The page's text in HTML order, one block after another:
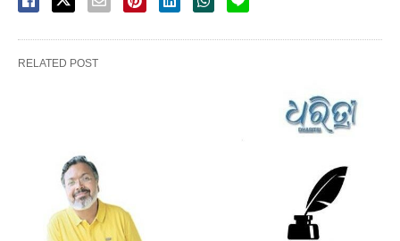
RELATED POST